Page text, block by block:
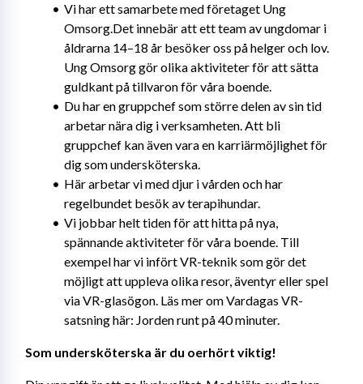
Vi har ett samarbete med företaget Ung
Omsorg.Det innebär att ett team av ungdomar i
åldrarna 14–18 år besöker oss på helger och lov.
Ung Omsorg gör olika aktiviteter för att sätta
guldkant på tillvaron för våra boende.
Du har en gruppchef som större delen av sin tid
arbetar nära dig i verksamheten. Att bli
gruppchef kan även vara en karriärmöjlighet för
dig som undersköterska.
Här arbetar vi med djur i vården och har
regelbundet besök av terapihundar.
Vi jobbar helt tiden för att hitta på nya,
spännande aktiviteter för våra boende. Till
exempel har vi infört VR-teknik som gör det
möjligt att uppleva olika resor, äventyr eller spel
via VR-glasögon. Läs mer om Vardagas VR-
satsning här: Jorden runt på 40 minuter.
Som undersköterska är du oerhört viktig!